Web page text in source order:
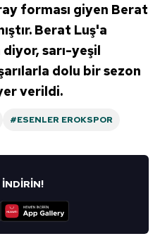
forması giyen Berat
Berat Luş'a
sarı-yeşil
dolu bir sezon
verildi.
#ESENLER EROKSPOR